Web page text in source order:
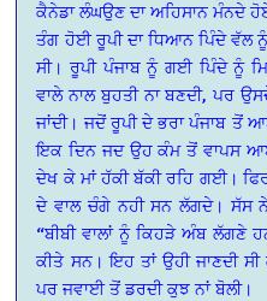
ਕੈਨੇਡਾ ਲੰਘਉਣ ਦਾ ਅਹਿਸਾਨ ਮੰਨਦੇ
ਤੰਗ ਹੋਈ ਰੂਪੀ ਦਾ ਧਿਆਨ ਪਿੰਦੇ ਵੱਲ
ਸੀ। ਰੂਪੀ ਪੰਜਾਬ ਨੂੰ ਗਈ ਪਿੰਦੇ ਨੂੰ
ਵਾਲੇ ਨਾਲ ਬੁਹਤੀ ਨਾ ਬਣਦੀ, ਪਰ
ਜਾਂਦੀ। ਜਦੋਂ ਰੂਪੀ ਦੇ ਭਰਾ ਪੰਜਾਬ ਤੋਂ
ਇਕ ਦਿਨ ਜਦ ਉਹ ਕੰਮ ਤੋਂ ਵਾਪਸ
ਦੇਖ ਕੇ ਮਾਂ ਹੱਕੀ ਬੱਕੀ ਰਹਿ ਗਈ।
ਦੇ ਵਾਲ ਚੰਗੇ ਨਹੀ ਸਨ ਲੱਗਦੇ। ਸੱਸ ਨੇ
“ਬੀਬੀ ਵਾਲਾਂ ਨੂੰ ਕਿਹੜੇ ਅੰਬ ਲੱਗਣੇ
ਕੀਤੇ ਸਨ। ਇਹ ਤਾਂ ਉਹੀ ਜਾਣਦੀ
ਪਰ ਜਵਾਈ ਤੋਂ ਡਰਦੀ ਕੁਝ ਨਾਂ ਬੋਲੀ।